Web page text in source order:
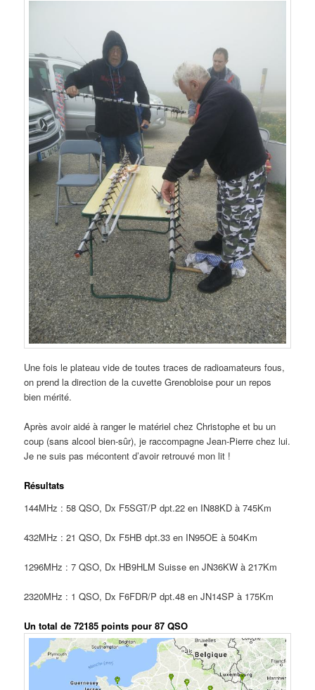
Une fois le plateau vide de toutes traces de radioamateurs fous,
on prend la direction de la cuvette Grenobloise pour un repos
bien mérité.
Après avoir aidé à ranger le matériel chez Christophe et bu un
coup (sans alcool bien-sûr), je raccompagne Jean-Pierre chez lui.
Je ne suis pas mécontent d’avoir retrouvé mon lit !
Résultats
144MHz : 58 QSO, Dx F5SGT/P dpt.22 en IN88KD à 745Km
432MHz : 21 QSO, Dx F5HB dpt.33 en IN95OE à 504Km
1296MHz : 7 QSO, Dx HB9HLM Suisse en JN36KW à 217Km
2320MHz : 1 QSO, Dx F6FDR/P dpt.48 en JN14SP à 175Km
Un total de 72185 points pour 87 QSO